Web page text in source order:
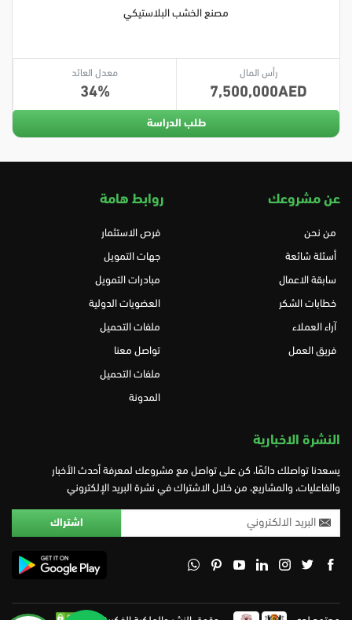
مصنع الخشب البلاستيكي
رأس المال
7,500,000
معدل العائد
34
طلب الدراسة
عن مشروعك
من نحن
أسئلة شائعة
سابقة الاعمال
خطابات الشكر
آراء العملاء
فريق العمل
روابط هامة
فرص الاستثمار
جهات التمويل
مبادرات التمويل
العضويات الدولية
ملفات التحميل
تواصل معنا
ملفات التحميل
المدونة
النشرة الاخبارية
يسعدنا تواصلك دائمًا، كن على تواصل مع مشروعك لمعرفة أحدث الأخبار
والفاعليات، والمشاريع، من خلال الاشتراك في نشرة البريد الإلكتروني